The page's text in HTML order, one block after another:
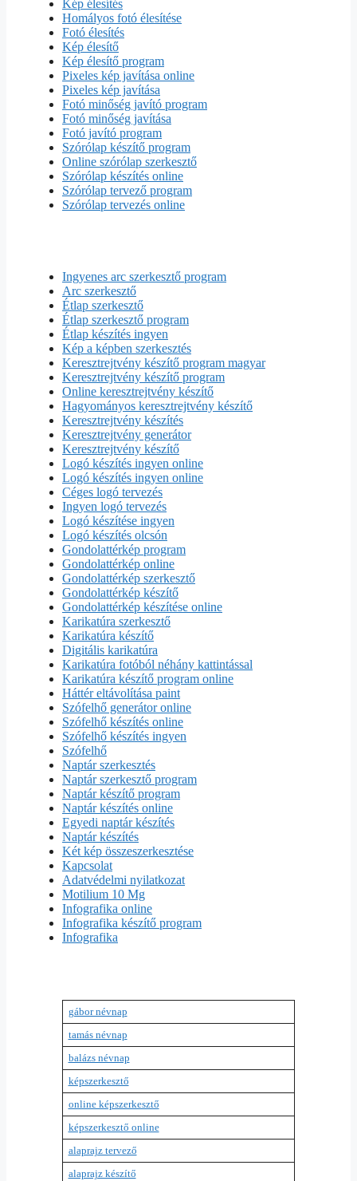
Kép élesítés
Homályos fotó élesítése
Fotó élesítés
Kép élesítő
Kép élesítő program
Pixeles kép javítása online
Pixeles kép javítása
Fotó minőség javító program
Fotó minőség javítása
Fotó javító program
Szórólap készítő program
Online szórólap szerkesztő
Szórólap készítés online
Szórólap tervező program
Szórólap tervezés online
Ingyenes arc szerkesztő program
Arc szerkesztő
Étlap szerkesztő
Étlap szerkesztő program
Étlap készítés ingyen
Kép a képben szerkesztés
Keresztrejtvény készítő program magyar
Keresztrejtvény készítő program
Online keresztrejtvény készítő
Hagyományos keresztrejtvény készítő
Keresztrejtvény készítés
Keresztrejtvény generátor
Keresztrejtvény készítő
Logó készítés ingyen online
Logó készítés ingyen online
Céges logó tervezés
Ingyen logó tervezés
Logó készítése ingyen
Logó készítés olcsón
Gondolattérkép program
Gondolattérkép online
Gondolattérkép szerkesztő
Gondolattérkép készítő
Gondolattérkép készítése online
Karikatúra szerkesztő
Karikatúra készítő
Digitális karikatúra
Karikatúra fotóból néhány kattintással
Karikatúra készítő program online
Háttér eltávolítása paint
Szófelhő generátor online
Szófelhő készítés online
Szófelhő készítés ingyen
Szófelhő
Naptár szerkesztés
Naptár szerkesztő program
Naptár készítő program
Naptár készítés online
Egyedi naptár készítés
Naptár készítés
Két kép összeszerkesztése
Kapcsolat
Adatvédelmi nyilatkozat
Motilium 10 Mg
Infografika online
Infografika készítő program
Infografika
gábor névnap
tamás névnap
balázs névnap
képszerkesztő
online képszerkesztő
képszerkesztő online
alaprajz tervező
alaprajz készítő